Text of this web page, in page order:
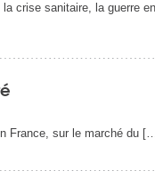
crise sanitaire, la guerre
France, sur le marché du